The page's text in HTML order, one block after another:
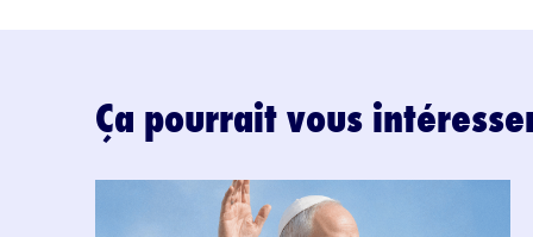
Ça pourrait vous